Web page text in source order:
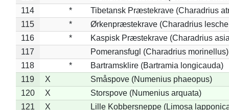
114
*
Tibetansk Præstekrave (Charadrius
115
*
Ørkenpræstekrave (Charadrius
116
*
Kaspisk Præstekrave (Charadrius
117
Pomeransfugl (Charadrius morinellus)
118
*
Bartramsklire (Bartramia longicauda)
119
X
Småspove (Numenius phaeopus)
120
X
Storspove (Numenius arquata)
121
X
Lille Kobbersneppe (Limosa